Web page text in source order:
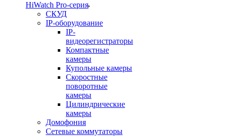
HiWatch Pro-серия
CКУД
IP-оборудование
IP-
видеорегистраторы
Компактные
камеры
Купольные камеры
Скоростные
поворотные
камеры
Цилиндрические
камеры
Домофония
Сетевые коммутаторы